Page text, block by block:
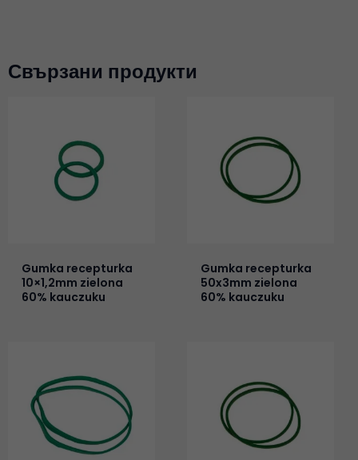
Свързани продукти
Gumka recepturka
10×1,2mm zielona
60% kauczuku
Gumka recepturka
50x3mm zielona
60% kauczuku